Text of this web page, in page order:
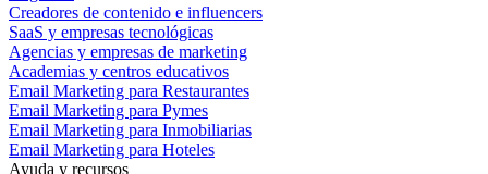
Creadores de contenido e influencers
SaaS y empresas tecnológicas
Agencias y empresas de marketing
Academias y centros educativos
Email Marketing para Restaurantes
Email Marketing para Pymes
Email Marketing para Inmobiliarias
Email Marketing para Hoteles
Ayuda y recursos